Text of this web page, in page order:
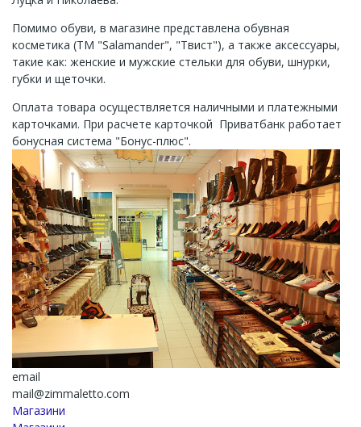
Помимо обуви, в магазине представлена ​​обувная
косметика (ТМ "Salamander", "Твист"), а также аксессуары,
такие как: женские и мужские стельки для обуви, шнурки,
губки и щеточки.
Оплата товара осуществляется наличными и платежными
карточками. При расчете карточкой Приватбанк работает
бонусная система "Бонус-плюс".
email
mail@zimmaletto.com
Магазини